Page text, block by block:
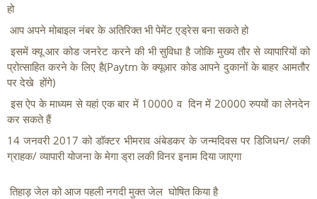
हो
आप अपने मोबाइल नंबर के अतिरिक्त भी पेमेंट एड्रेस बना सकते हो
इसमें क्यू आर कोड जनरेट करने की भी सुविधा है जोकि मुख्य तौर से व्यापारियों को
प्रोत्साहित करने के लिए है(Paytm के क्यूआर कोड आपने दुकानों के बाहर आमतौर
पर देखे  होंगे)
इस ऐप के माध्यम से यहां एक बार में 10000 व  दिन में 20000 रुपयों का लेनदेन
कर सकते हैं
14 जनवरी 2017 को डॉक्टर भीमराव अंबेडकर के जन्मदिवस पर डिजिधन/ लकी
ग्राहक/ व्यापारी योजना के मेगा ड्रा लकी विनर इनाम दिया जाएगा
तिहाड़ जेल को आज पहली नगदी मुक्त जेल  घोषित किया है